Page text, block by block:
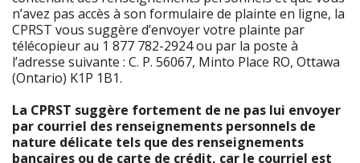
n’avez pas accès à son formulaire de plainte en ligne, la
CPRST vous suggère d’envoyer votre plainte par
télécopieur au 1 877 782-2924 ou par la poste à
l’adresse suivante : C. P. 56067, Minto Place RO, Ottawa
(Ontario) K1P 1B1.
La CPRST suggère fortement de ne pas lui envoyer
par courriel des renseignements personnels de
nature délicate tels que des renseignements
bancaires ou de carte de crédit, car le courriel est